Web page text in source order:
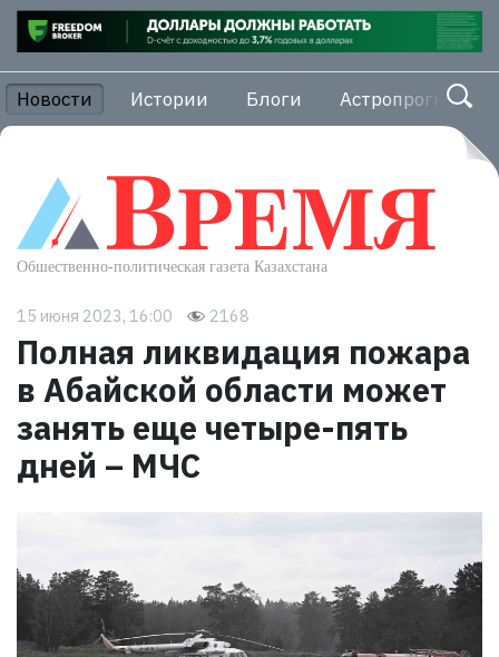
Новости Истории Блоги Астропрогноз
15 июня 2023, 16:00 2168
Полная ликвидация пожара
в Абайской области может
занять еще четыре-пять
дней – МЧС